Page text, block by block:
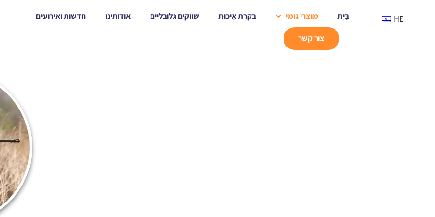
בַּיִת מוצרי גומי בקרת אֵיכוּת שווקים גלובליים אודותינו חדשות ואירועים
צור קשר
HE